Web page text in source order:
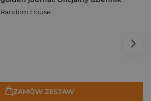
Random House
ZAMÓW ZESTAW